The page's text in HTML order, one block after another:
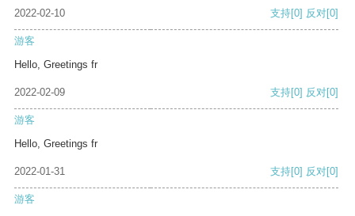
2022-02-10 支持[0] 反对[0]
游客
Hello, Greetings fr
2022-02-09 支持[0] 反对[0]
游客
Hello, Greetings fr
2022-01-31 支持[0] 反对[0]
游客